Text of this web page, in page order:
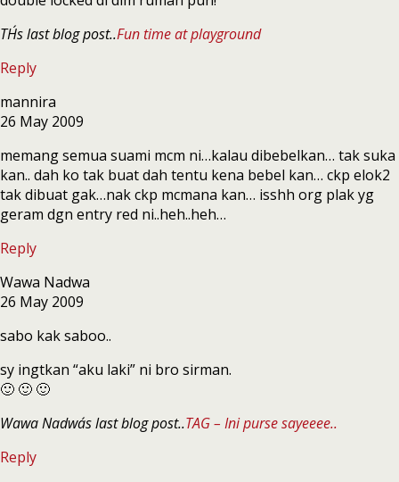
TH´s last blog post..Fun time at playground
Reply
mannira
26 May 2009
memang semua suami mcm ni…kalau dibebelkan… tak suka
kan.. dah ko tak buat dah tentu kena bebel kan… ckp elok2
tak dibuat gak…nak ckp mcmana kan… isshh org plak yg
geram dgn entry red ni..heh..heh…
Reply
Wawa Nadwa
26 May 2009
sabo kak saboo..
sy ingtkan “aku laki” ni bro sirman.
🙂 🙂 🙂
Wawa Nadwa´s last blog post..TAG – Ini purse sayeeee..
Reply